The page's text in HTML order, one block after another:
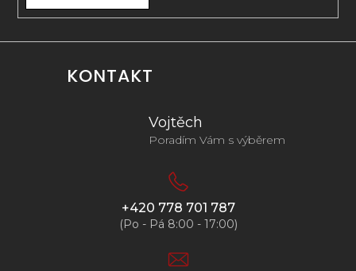
KONTAKT
Vojtěch
Poradím Vám s výběrem
+420 778 701 787
(Po - Pá 8:00 - 17:00)